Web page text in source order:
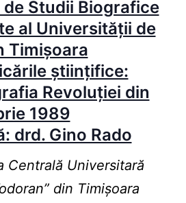
Studii Biografice
al Universității de
Timișoara
științifice:
Revoluției din
1989
drd. Gino Rado
Centrală Universitară
din Timişoara